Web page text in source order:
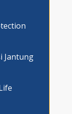
Jantung